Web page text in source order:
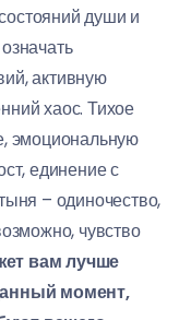
души и
активную
хаос. Тихое
эмоциональную
единение с
– одиночество,
чувство
вам лучше
момент,